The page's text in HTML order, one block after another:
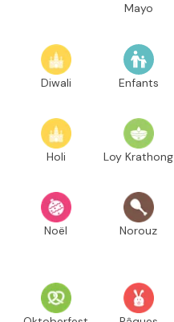
Mayo
Diwali Enfants
Holi Loy Krathong
Noël Norouz